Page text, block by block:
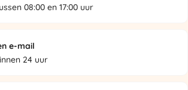
08:00 en 17:00 uur
e-mail
24 uur